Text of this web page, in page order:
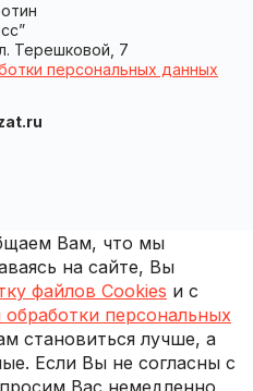
Терешковой, 7
персональных данных
Вам, что мы
на сайте, Вы
файлов Cookies и с
персональных
становиться лучше, а
Если Вы не согласны с